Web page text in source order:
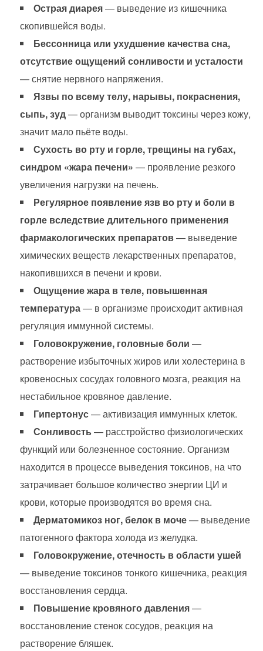
Острая диарея— выведение из кишечника
скопившейся воды.
Бессонница или ухудшение качества сна,
отсутствие ощущений сонливости и усталости
— снятие нервного напряжения.
Язвы по всему телу, нарывы, покраснения,
сыпь, зуд— организм выводит токсины через кожу,
значит мало пьёте воды.
Сухость во рту и горле, трещины на губах,
синдром «жара печени» — проявление резкого
увеличения нагрузки на печень.
Регулярное появление язв во рту и боли в
горле вследствие длительного применения
фармакологических препаратов— выведение
химических веществ лекарственных препаратов,
накопившихся в печени и крови.
Ощущение жара в теле, повышенная
температура— в организме происходит активная
регуляция иммунной системы.
Головокружение, головные боли —
растворение избыточных жиров или холестерина в
кровеносных сосудах головного мозга, реакция на
нестабильное кровяное давление.
Гипертонус— активизация иммунных клеток.
Сонливость — расстройство физиологических
функций или болезненное состояние. Организм
находится в процессе выведения токсинов, на что
затрачивает большое количество энергии ЦИ и
крови, которые производятся во время сна.
Дерматомикоз ног, белок в моче— выведение
патогенного фактора холода из желудка.
Головокружение, отечность в области ушей
— выведение токсинов тонкого кишечника, реакция
восстановления сердца.
Повышение кровяного давления—
восстановление стенок сосудов, реакция на
растворение бляшек.